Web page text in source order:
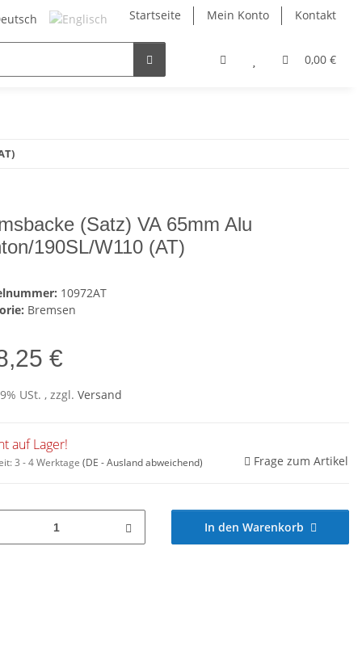
Startseite Mein Konto Kontakt
0,00 €
(Satz) VA 65mm Alu
190SL/W110 (AT)
10972AT
Bremsen
€
USt. , zzgl. Versand
auf Lager!
3 - 4 Werktage (DE - Ausland abweichend) Frage zum Artikel
In den Warenkorb